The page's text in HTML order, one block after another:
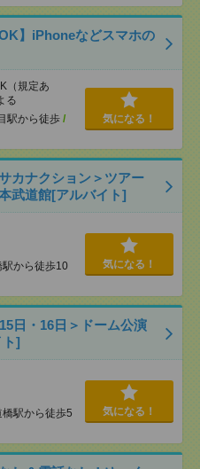
】iPhoneなどスマホの
（規定あ
る
駅から徒歩 /
気になる！
カナクション＞ツアー
武道館[アルバイト]
駅から徒歩10
気になる！
日・16日＞ドーム公演
]
橋駅から徒歩5
気になる！